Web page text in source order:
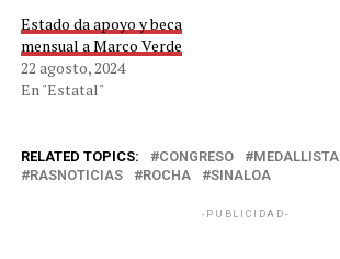
Estado da apoyo y beca
mensual a Marco Verde
22 agosto, 2024
En "Estatal"
RELATED TOPICS: CONGRESO MEDALLISTA
RASNOTICIAS
ROCHA SINALOA
-PUBLICIDAD-